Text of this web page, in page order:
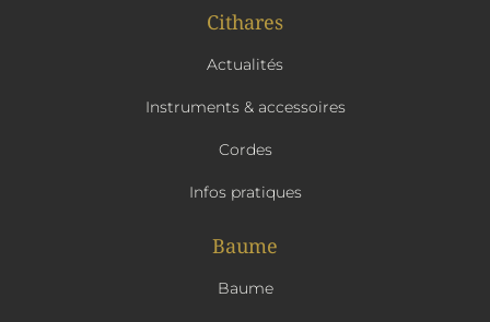
Cithares
Actualités
Instruments & accessoires
Cordes
Infos pratiques
Baume
Baume